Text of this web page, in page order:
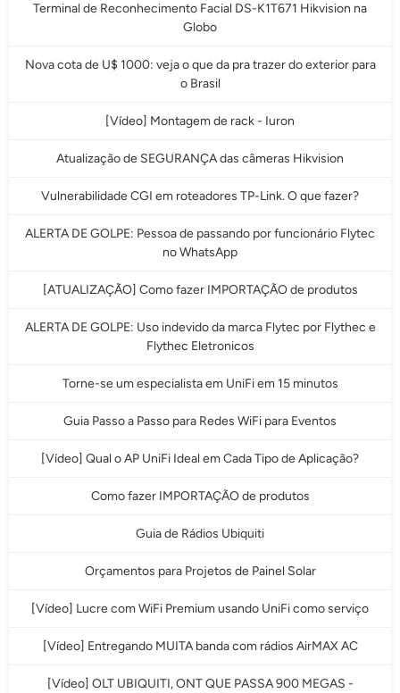
Terminal de Reconhecimento Facial DS-K1T671 Hikvision na
Globo
Nova cota de U$ 1000: veja o que da pra trazer do exterior para
o Brasil
[Vídeo] Montagem de rack - Iuron
Atualização de SEGURANÇA das câmeras Hikvision
Vulnerabilidade CGI em roteadores TP-Link. O que fazer?
ALERTA DE GOLPE: Pessoa de passando por funcionário Flytec
no WhatsApp
[ATUALIZAÇÃO] Como fazer IMPORTAÇÃO de produtos
ALERTA DE GOLPE: Uso indevido da marca Flytec por Flythec e
Flythec Eletronicos
Torne-se um especialista em UniFi em 15 minutos
Guia Passo a Passo para Redes WiFi para Eventos
[Vídeo] Qual o AP UniFi Ideal em Cada Tipo de Aplicação?
Como fazer IMPORTAÇÃO de produtos
Guia de Rádios Ubiquiti
Orçamentos para Projetos de Painel Solar
[Vídeo] Lucre com WiFi Premium usando UniFi como serviço
[Vídeo] Entregando MUITA banda com rádios AirMAX AC
[Vídeo] OLT UBIQUITI, ONT QUE PASSA 900 MEGAS -